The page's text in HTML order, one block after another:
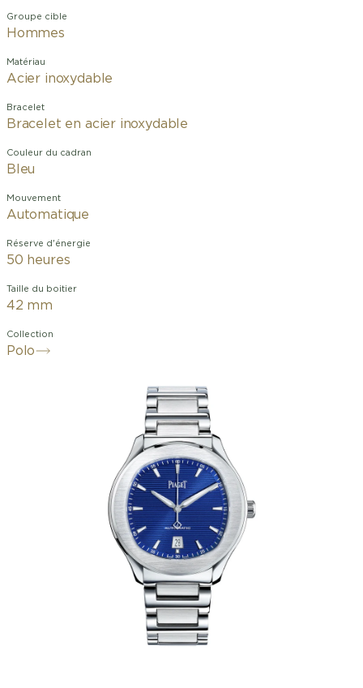
Groupe cible
Hommes
Matériau
Acier inoxydable
Bracelet
Bracelet en acier inoxydable
Couleur du cadran
Bleu
Mouvement
Automatique
Réserve d'énergie
50 heures
Taille du boitier
42 mm
Collection
Polo